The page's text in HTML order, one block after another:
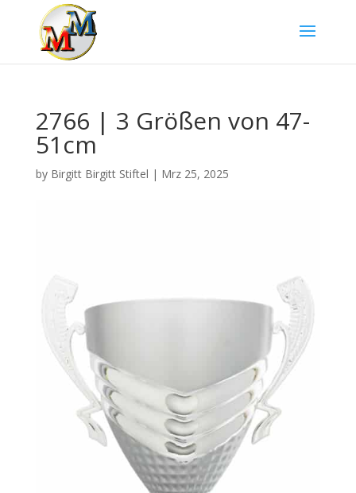
2766 | 3 Größen von 47-
51cm
by Birgitt Birgitt Stiftel | Mrz 25, 2025